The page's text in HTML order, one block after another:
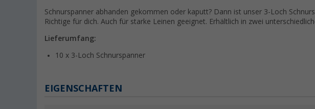
Schnurspanner abhanden gekommen oder kaputt? Dann ist unser 3-Loch
Richtige für dich. Auch für starke Leinen geeignet. Erhältlich in zwei
Lieferumfang:
10 x 3-Loch Schnurspanner
EIGENSCHAFTEN